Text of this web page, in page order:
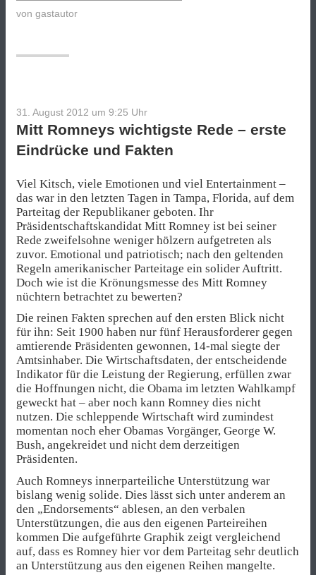
von gastautor
31. August 2012 um 9:25 Uhr
Mitt Romneys wichtigste Rede – erste
Eindrücke und Fakten
Viel Kitsch, viele Emotionen und viel Entertainment –
das war in den letzten Tagen in Tampa, Florida, auf dem
Parteitag der Republikaner geboten. Ihr
Präsidentschaftskandidat Mitt Romney ist bei seiner
Rede zweifelsohne weniger hölzern aufgetreten als
zuvor. Emotional und patriotisch; nach den geltenden
Regeln amerikanischer Parteitage ein solider Auftritt.
Doch wie ist die Krönungsmesse des Mitt Romney
nüchtern betrachtet zu bewerten?
Die reinen Fakten sprechen auf den ersten Blick nicht
für ihn: Seit 1900 haben nur fünf Herausforderer gegen
amtierende Präsidenten gewonnen, 14-mal siegte der
Amtsinhaber. Die Wirtschaftsdaten, der entscheidende
Indikator für die Leistung der Regierung, erfüllen zwar
die Hoffnungen nicht, die Obama im letzten Wahlkampf
geweckt hat – aber noch kann Romney dies nicht
nutzen. Die schleppende Wirtschaft wird zumindest
momentan noch eher Obamas Vorgänger, George W.
Bush, angekreidet und nicht dem derzeitigen
Präsidenten.
Auch Romneys innerparteiliche Unterstützung war
bislang wenig solide. Dies lässt sich unter anderem an
den „Endorsements“ ablesen, an den verbalen
Unterstützungen, die aus den eigenen Parteireihen
kommen Die aufgeführte Graphik zeigt vergleichend
auf, dass es Romney hier vor dem Parteitag sehr deutlich
an Unterstützung aus den eigenen Reihen mangelte.